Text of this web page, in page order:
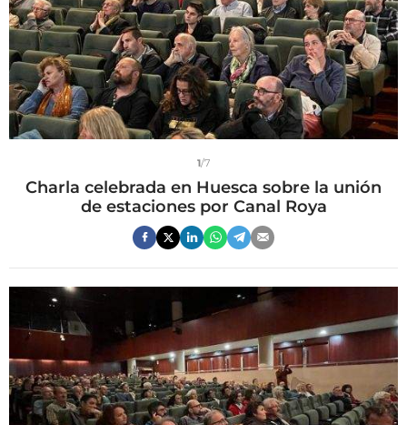
1/7
Charla celebrada en Huesca sobre la unión
de estaciones por Canal Roya